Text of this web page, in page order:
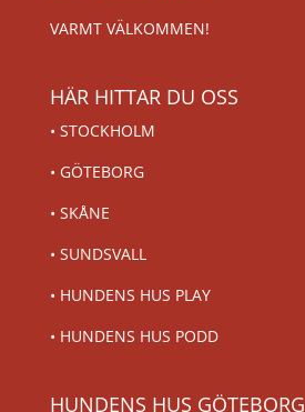
VARMT VÄLKOMMEN!
HÄR HITTAR DU OSS
• STOCKHOLM
• GÖTEBORG
• SKÅNE
• SUNDSVALL
• HUNDENS HUS PLAY
• HUNDENS HUS PODD
HUNDENS HUS GÖTEBORG